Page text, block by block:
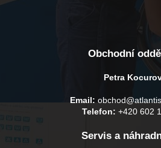
Obchodní
Petra
Email:
Telefon: +420 602
Servis a